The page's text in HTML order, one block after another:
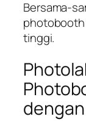
Bersama-
photobooth
tinggi.